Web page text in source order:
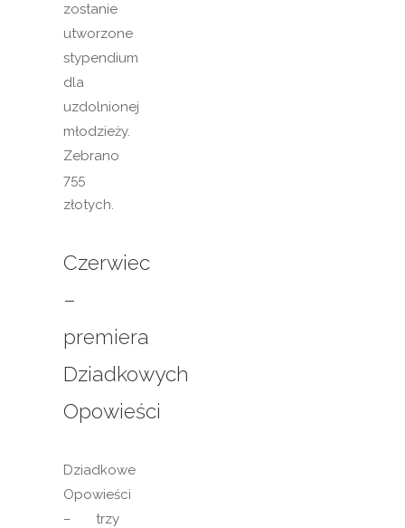
zostanie
utworzone
stypendium
dla
uzdolnionej
młodzieży.
Zebrano
755
złotych.
Czerwiec
–
premiera
Dziadkowych
Opowieści
Dziadkowe
Opowieści
– trzy